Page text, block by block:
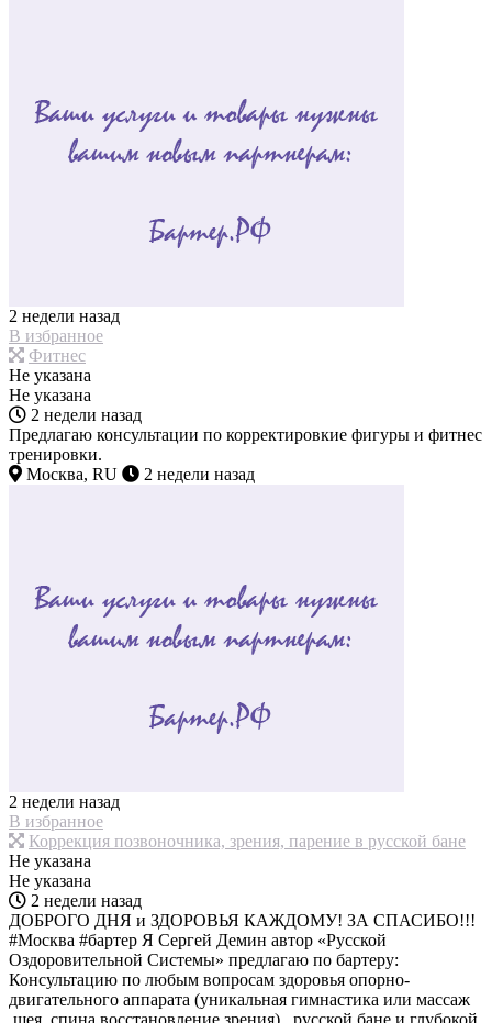
2 недели назад
В избранное
Фитнес
Не указана
Не указана
2 недели назад
Предлагаю консультации по корректировкие фигуры и фитнес
тренировки.
Москва, RU
2 недели назад
2 недели назад
В избранное
Коррекция позвоночника, зрения, парение в русской бане
Не указана
Не указана
2 недели назад
ДОБРОГО ДНЯ и ЗДОРОВЬЯ КАЖДОМУ! ЗА СПАСИБО!!!
#Москва #бартер Я Сергей Демин автор «Русской
Оздоровительной Системы» предлагаю по бартеру:
Консультацию по любым вопросам здоровья опорно-
двигательного аппарата (уникальная гимнастика или массаж
,шея, спина восстановление зрения) , русской бане и глубокой